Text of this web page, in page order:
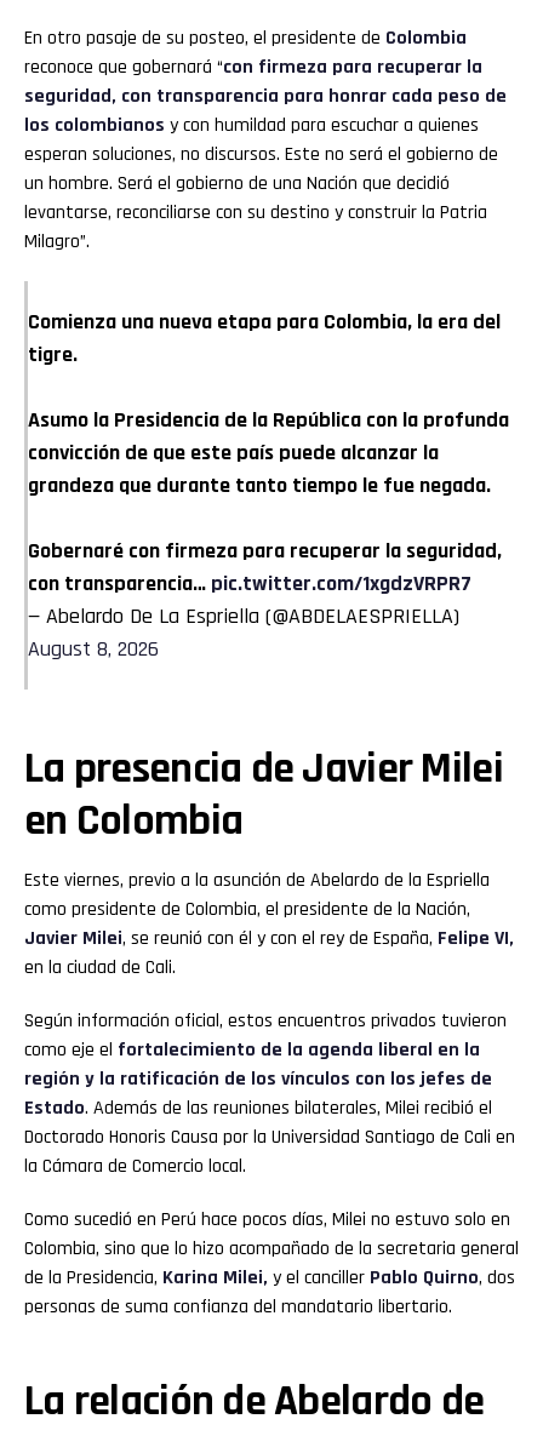
En otro pasaje de su posteo, el presidente de Colombia
reconoce que gobernará “con firmeza para recuperar la
seguridad, con transparencia para honrar cada peso de
los colombianos y con humildad para escuchar a quienes
esperan soluciones, no discursos. Este no será el gobierno de
un hombre. Será el gobierno de una Nación que decidió
levantarse, reconciliarse con su destino y construir la Patria
Milagro”.
Comienza una nueva etapa para Colombia, la era del
tigre.
Asumo la Presidencia de la República con la profunda
convicción de que este país puede alcanzar la
grandeza que durante tanto tiempo le fue negada.
Gobernaré con firmeza para recuperar la seguridad,
con transparencia… pic.twitter.com/1xgdzVRPR7
— Abelardo De La Espriella (@ABDELAESPRIELLA)
August 8, 2026
La presencia de Javier Milei
en Colombia
Este viernes, previo a la asunción de Abelardo de la Espriella
como presidente de Colombia, el presidente de la Nación,
Javier Milei, se reunió con él y con el rey de España, Felipe VI,
en la ciudad de Cali.
Según información oficial, estos encuentros privados tuvieron
como eje el fortalecimiento de la agenda liberal en la
región y la ratificación de los vínculos con los jefes de
Estado. Además de las reuniones bilaterales, Milei recibió el
Doctorado Honoris Causa por la Universidad Santiago de Cali en
la Cámara de Comercio local.
Como sucedió en Perú hace pocos días, Milei no estuvo solo en
Colombia, sino que lo hizo acompañado de la secretaria general
de la Presidencia, Karina Milei, y el canciller Pablo Quirno, dos
personas de suma confianza del mandatario libertario.
La relación de Abelardo de